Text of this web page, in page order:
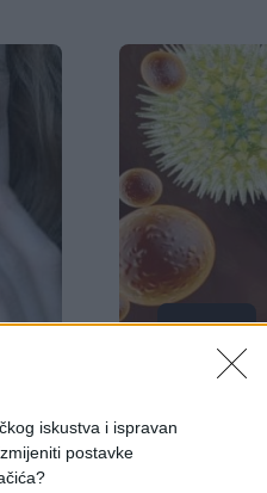
iskustva i ispravan
postavke
SVIJET
Europom
ćete